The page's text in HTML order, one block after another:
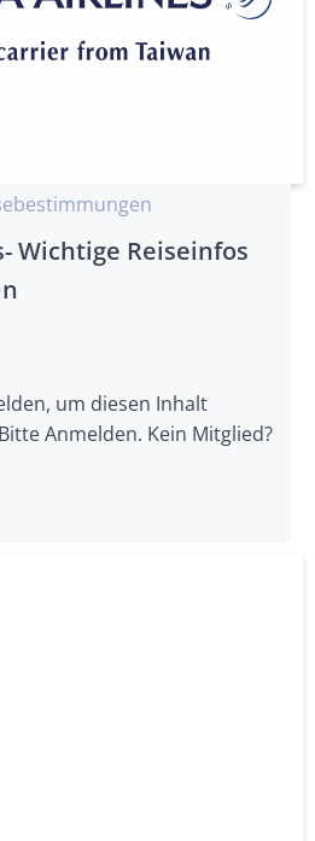
Wichtige Reiseinfos
um diesen Inhalt
Anmelden. Kein Mitglied?